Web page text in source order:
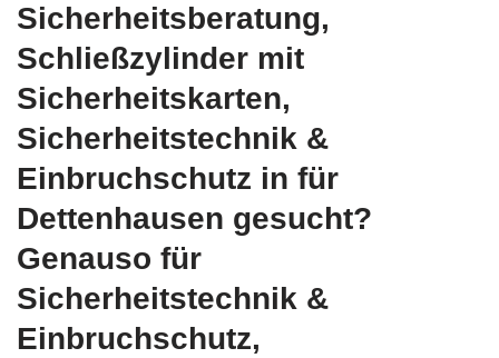
Sicherheitsberatung,
Schließzylinder mit
Sicherheitskarten,
Sicherheitstechnik &
Einbruchschutz in für
Dettenhausen gesucht?
Genauso für
Sicherheitstechnik &
Einbruchschutz,